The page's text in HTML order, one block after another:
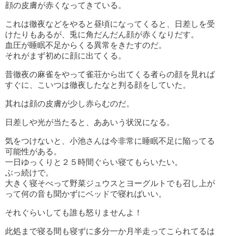
顔の皮膚が赤くなってきている。
これは徹夜などをやると昼頃になってくると、日差しを受
けたりもあるが、兎に角だんだん顔が赤くなりだす。
血圧が睡眠不足からくる異常をきたすのだ。
それがまず初めに顔に出てくる。
昔徹夜の麻雀をやって雀荘から出てくる者らの顔を見れば
すぐに、こいつは徹夜したなと判る顔をしていた。
其れは顔の皮膚が少し赤らむのだ。
日差しや光が当たると、ああいう状況になる。
気をつけないと、小池さんは今非常に睡眠不足に陥ってる
可能性がある。
一日ゆっくりと２５時間ぐらい寝てもらいたい。
ぶっ続けで。
大きく寝そべって野菜ジュウスとヨーグルトでも召し上が
って何の音も聞かずにベッドで寝ればいい。
それぐらいしても誰も怒りませんよ！
此処まで寝る間も寝ずに多分一か月半走ってこられてるは